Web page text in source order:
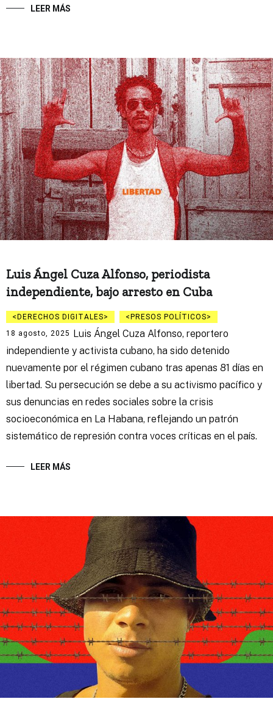
LEER MÁS
Luis Ángel Cuza Alfonso, periodista
independiente, bajo arresto en Cuba
DERECHOS DIGITALES
PRESOS POLÍTICOS
18 agosto, 2025 Luis Ángel Cuza Alfonso, reportero
independiente y activista cubano, ha sido detenido
nuevamente por el régimen cubano tras apenas 81 días en
libertad. Su persecución se debe a su activismo pacífico y
sus denuncias en redes sociales sobre la crisis
socioeconómica en La Habana, reflejando un patrón
sistemático de represión contra voces críticas en el país.
LEER MÁS